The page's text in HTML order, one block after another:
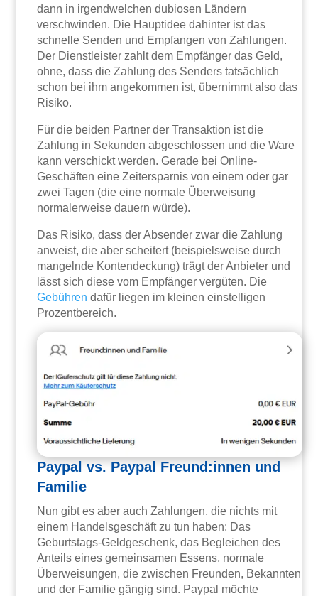
dann in irgendwelchen dubiosen Ländern
verschwinden. Die Hauptidee dahinter ist das
schnelle Senden und Empfangen von Zahlungen.
Der Dienstleister zahlt dem Empfänger das Geld,
ohne, dass die Zahlung des Senders tatsächlich
schon bei ihm angekommen ist, übernimmt also das
Risiko.
Für die beiden Partner der Transaktion ist die
Zahlung in Sekunden abgeschlossen und die Ware
kann verschickt werden. Gerade bei Online-
Geschäften eine Zeitersparnis von einem oder gar
zwei Tagen (die eine normale Überweisung
normalerweise dauern würde).
Das Risiko, dass der Absender zwar die Zahlung
anweist, die aber scheitert (beispielsweise durch
mangelnde Kontendeckung) trägt der Anbieter und
lässt sich diese vom Empfänger vergüten. Die
Gebühren dafür liegen im kleinen einstelligen
Prozentbereich.
Paypal vs. Paypal Freund:innen und
Familie
Nun gibt es aber auch Zahlungen, die nichts mit
einem Handelsgeschäft zu tun haben: Das
Geburtstags-Geldgeschenk, das Begleichen des
Anteils eines gemeinsamen Essens, normale
Überweisungen, die zwischen Freunden, Bekannten
und der Familie gängig sind. Paypal möchte